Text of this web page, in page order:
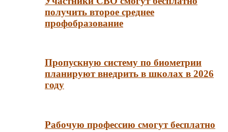
получить второе среднее
профобразование
Пропускную систему по биометрии
планируют внедрить в школах в 2026
году
Рабочую профессию смогут бесплатно